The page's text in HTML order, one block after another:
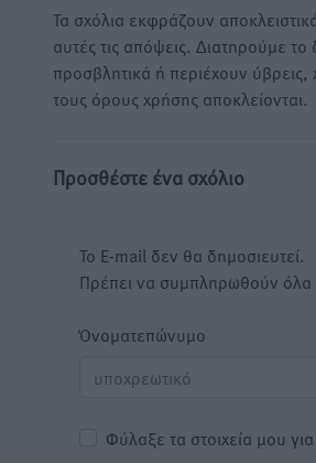
Τα σχόλια εκφράζουν
αυτές τις απόψεις. Διατηρούμε
προσβλητικά ή περιέχουν
τους όρους χρήσης αποκλείονται.
Προσθέστε ένα σχόλιο
Το E-mail δεν θα δημοσιευτεί.
Πρέπει να συμπληρωθούν όλα
Όνοματεπώνυμο
Φύλαξε τα στοιχεία μου